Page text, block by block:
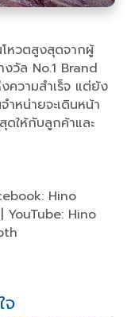
หวตสูงสุดจากผู้
วัล No.1 Brand
ความสำเร็จ แต่ยัง
หน่ายจะเดินหน้า
ให้กับลูกค้าและ
Hino
YouTube: Hino
จ